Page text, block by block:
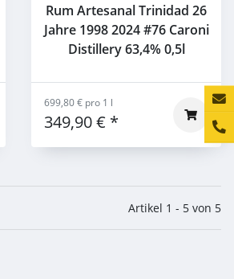
Rum Artesanal Trinidad 26
Jahre 1998 2024 #76 Caroni
Distillery 63,4% 0,5l
349,90 € *
699,80 € pro 1 l
Artikel 1 - 5 von 5